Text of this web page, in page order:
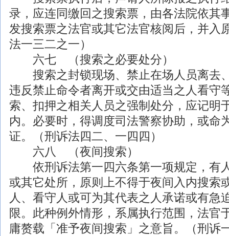
录，应连同缴回之搜索票，由各法院依其
发搜索票之法官或其它法官核阅后，并入
法一三二之一）
六七 （搜索之必要处分）
搜索之封锁现场、禁止在场人员离去
违反禁止命令者离开或交由适当之人看守
索、扣押之相关人员之强制处分，应记明
内。必要时，得调度司法警察协助，或命
证。（刑诉法四二、一四四）
六八 （夜间搜索）
依刑诉法第一四六条第一项规定，有
或其它处所，原则上不得于夜间入内搜索
人、看守人或可为其代表之人承诺或有急
限。此种例外情形，系属执行范围，法官
庸赘载「准予夜间搜索」之意旨。（刑诉